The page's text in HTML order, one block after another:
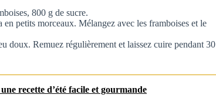
800 g de sucre.
petits morceaux. Mélangez avec les framboises et le
doux. Remuez régulièrement et laissez cuire pendant 30
recette d’été facile et gourmande